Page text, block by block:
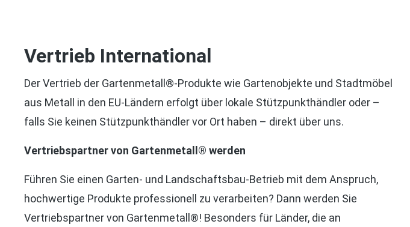
Vertrieb International
Der Vertrieb der Gartenmetall®-Produkte wie Gartenobjekte und Stadtmöbel
aus Metall in den EU-Ländern erfolgt über lokale Stützpunkthändler oder –
falls Sie keinen Stützpunkthändler vor Ort haben – direkt über uns.
Vertriebspartner von Gartenmetall® werden
Führen Sie einen Garten- und Landschaftsbau-Betrieb mit dem Anspruch,
hochwertige Produkte professionell zu verarbeiten? Dann werden Sie
Vertriebspartner von Gartenmetall®! Besonders für Länder, die an